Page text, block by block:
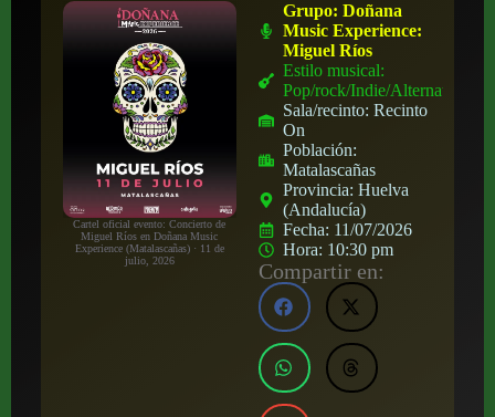
Cartel oficial evento: Concierto de
Miguel Ríos en Doñana Music
Experience (Matalascañas) · 11 de
julio, 2026
Grupo:Doñana
Music Experience:
Miguel Ríos
Estilo musical:
Pop/rock/Indie/Alternativo
Sala/recinto:Recinto
On
Población:
Matalascañas
Provincia:Huelva
(Andalucía)
Fecha: 11/07/2026
Hora: 10:30 pm
Compartir en: